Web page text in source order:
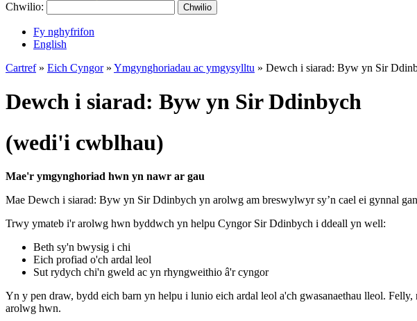
Chwilio: Chwilio
Fy nghyfrifon
English
Cartref» Eich Cyngor» Ymgynghoriadau ac ymgysylltu » Dewch i siarad: Byw yn Sir
Dewch i siarad: Byw yn Sir Ddinbych
(wedi'i cwblhau)
Mae'r ymgynghoriad hwn yn nawr ar gau
Mae Dewch i siarad: Byw yn Sir Ddinbych yn arolwg am breswylwyr sy’n cael ei gynnal
Trwy ymateb i'r arolwg hwn byddwch yn helpu Cyngor Sir Ddinbych i ddeall yn well:
Beth sy'n bwysig i chi
Eich profiad o'ch ardal leol
Sut rydych chi'n gweld ac yn rhyngweithio â'r cyngor
Yn y pen draw, bydd eich barn yn helpu i lunio eich ardal leol a'ch gwasanaethau lleol.
arolwg hwn.